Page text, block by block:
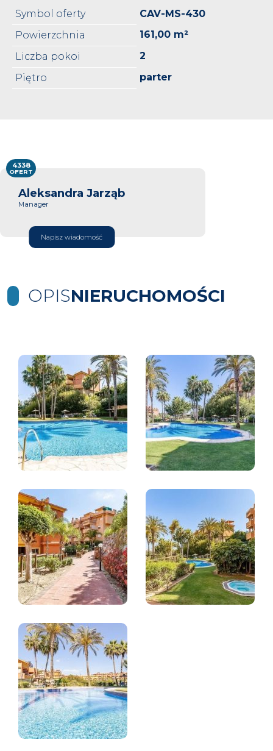
Symbol oferty
CAV-MS-430
Powierzchnia
161,00 m²
Liczba pokoi
2
Piętro
parter
Aleksandra Jarząb
Manager
Napisz wiadomość
4338
OFERT
OPISNIERUCHOMOŚCI